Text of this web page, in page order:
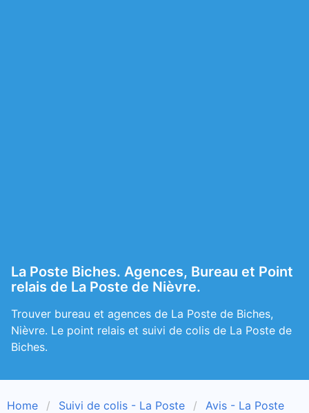
La Poste Biches. Agences, Bureau et Point
relais de La Poste de Nièvre.
Trouver bureau et agences de La Poste de Biches,
Nièvre. Le point relais et suivi de colis de La Poste de
Biches.
Home Suivi de colis - La Poste
Avis - La Poste